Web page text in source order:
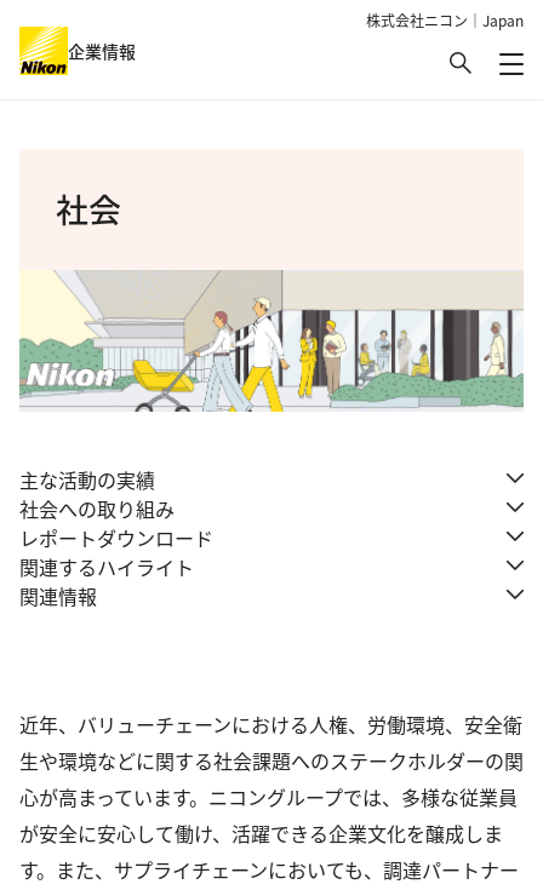
株式会社ニコン｜Japan
企業情報 検索
メ
社会
主な活動の実績
社会への取り組み
レポートダウンロード
関連するハイライト
関連情報
近年、バリューチェーンにおける人権、労働環境、安全衛
生や環境などに関する社会課題へのステークホルダーの関
心が高まっています。ニコングループでは、多様な従業員
が安全に安心して働け、活躍できる企業文化を醸成しま
す。また、サプライチェーンにおいても、調達パートナー